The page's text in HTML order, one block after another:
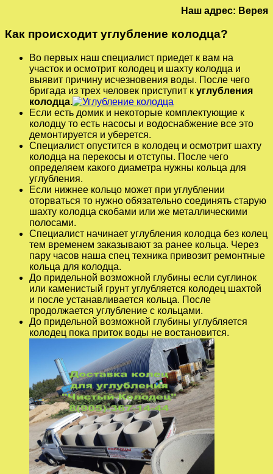
Наш адрес: Верея
Как происходит углубление колодца?
Во первых наш специалист приедет к вам на
участок и осмотрит колодец и шахту колодца и
выявит причину исчезновения воды. После чего
бригада из трех человек приступит к углубления
колодца.
Если есть домик и некоторые комплектующие к
колодцу то есть насосы и водоснабжение все это
демонтируется и уберется.
Специалист опустится в колодец и осмотрит шахту
колодца на перекосы и отступы. После чего
определяем какого диаметра нужны кольца для
углубления.
Если нижнее кольцо может при углублении
оторваться то нужно обязательно соединять старую
шахту колодца скобами или же металлическими
полосами.
Специалист начинает углубления колодца без колец
тем временем заказывают за ранее кольца. Через
пару часов наша спец техника привозит ремонтные
кольца для колодца.
До придельной возможной глубины если суглинок
или каменистый грунт углубляется колодец шахтой
и после устанавливается кольца. После
продолжается углубление с кольцами.
До придельной возможной глубины углубляется
колодец пока приток воды не востановится.